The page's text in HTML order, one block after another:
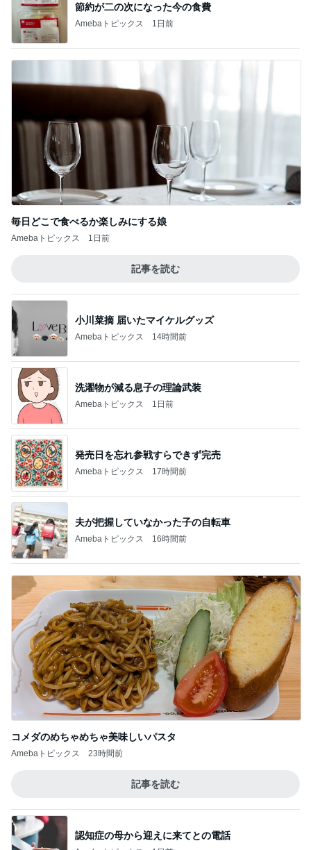
節約が二の次になった今の食費
Amebaトピックス 1日前
毎日どこで食べるか楽しみにする娘
Amebaトピックス 1日前
記事を読む
小川菜摘 届いたマイケルグッズ
Amebaトピックス 14時間前
洗濯物が減る息子の理論武装
Amebaトピックス 1日前
発売日を忘れ参戦すらできず完売
Amebaトピックス 17時間前
夫が把握していなかった子の自転車
Amebaトピックス 16時間前
コメダのめちゃめちゃ美味しいパスタ
Amebaトピックス 23時間前
記事を読む
認知症の母から迎えに来てとの電話